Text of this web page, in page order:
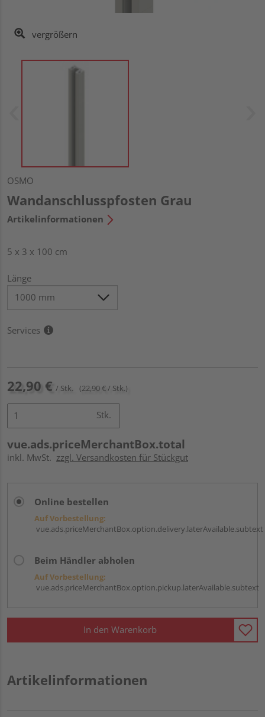
vergrößern
OSMO
Wandanschlusspfosten Grau
Artikelinformationen
5 x 3 x 100 cm
Länge
Services
22,90 € / Stk. (22,90 € / Stk.)
Stk.
vue.ads.priceMerchantBox.total
inkl. MwSt. zzgl. Versandkosten für Stückgut
Online bestellen
Auf Vorbestellung:
vue.ads.priceMerchantBox.option.delivery.laterAvailable.subtext
Beim Händler abholen
Auf Vorbestellung:
vue.ads.priceMerchantBox.option.pickup.laterAvailable.subtext
In den Warenkorb
Artikelinformationen